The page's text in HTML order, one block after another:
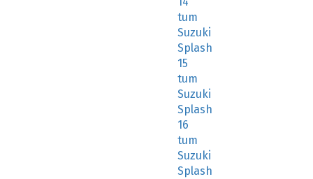
tum
Suzuki
Splash
15
tum
Suzuki
Splash
16
tum
Suzuki
Splash